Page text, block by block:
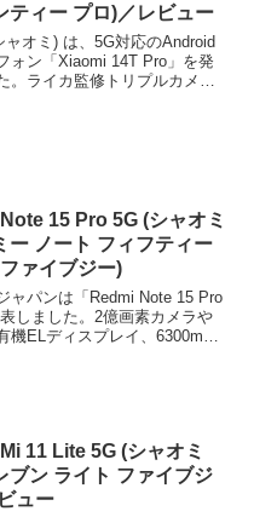
ティー プロ)／レビュー
ャオミ) は、5G対応のAndroid
ォン「Xiaomi 14T Pro」を発
。ライカ監修トリプルカメラ
15 Pro 5G (シャオミ
ー ノート フィフティー
ァイブジー)
ャパンは「Redmi Note 15 Pro
しました。2億画素カメラや
機ELディスプレイ、6300mAh
11 Lite 5G (シャオミ
ブン ライト ファイブジ
ュー